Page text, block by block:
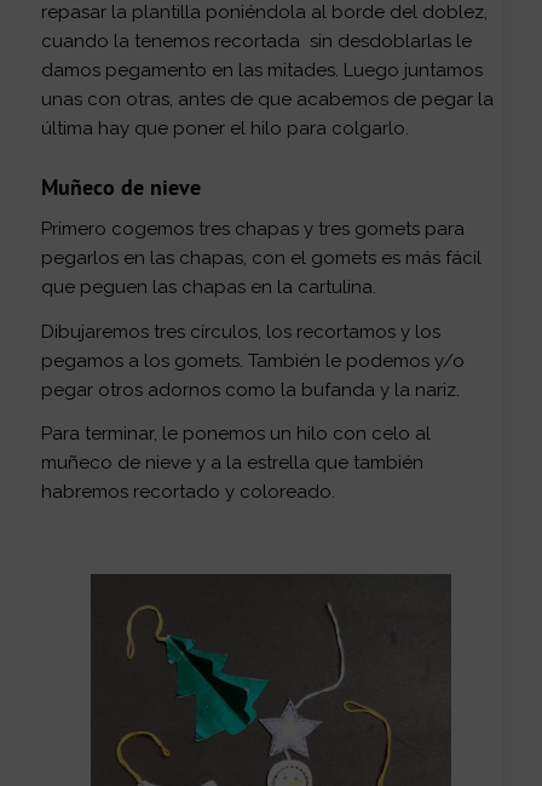
repasar la plantilla poniéndola al borde del doblez,
cuando la tenemos recortada sin desdoblarlas le
damos pegamento en las mitades. Luego juntamos
unas con otras, antes de que acabemos de pegar la
última hay que poner el hilo para colgarlo.
Muñeco de nieve
Primero cogemos tres chapas y tres gomets para
pegarlos en las chapas, con el gomets es más fácil
que peguen las chapas en la cartulina.
Dibujaremos tres círculos, los recortamos y los
pegamos a los gomets. También le podemos y/o
pegar otros adornos como la bufanda y la nariz.
Para terminar, le ponemos un hilo con celo al
muñeco de nieve y a la estrella que también
habremos recortado y coloreado.